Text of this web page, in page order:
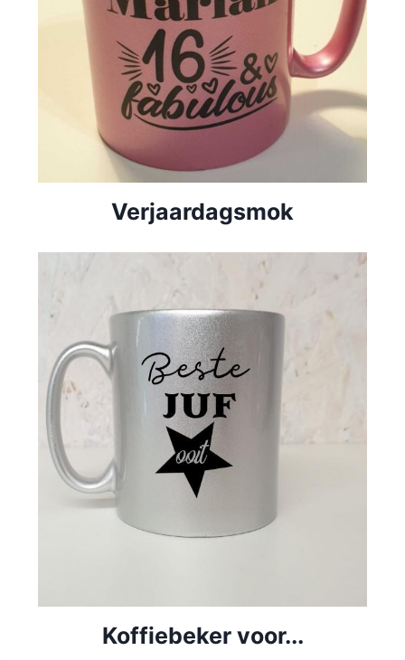
Verjaardagsmok
Koffiebeker voor...